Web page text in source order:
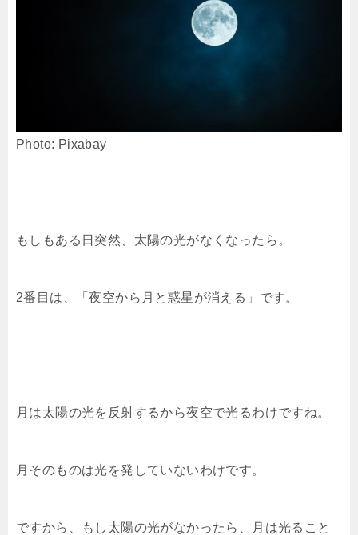
Photo: Pixabay
もしもある日突然、太陽の光がなくなったら。
2番目は、「夜空から月と惑星が消える」です。
月は太陽の光を反射するから夜空で光るわけですね。
月そのものは光を発していないわけです。
ですから、もし太陽の光がなかったら、月は光ること